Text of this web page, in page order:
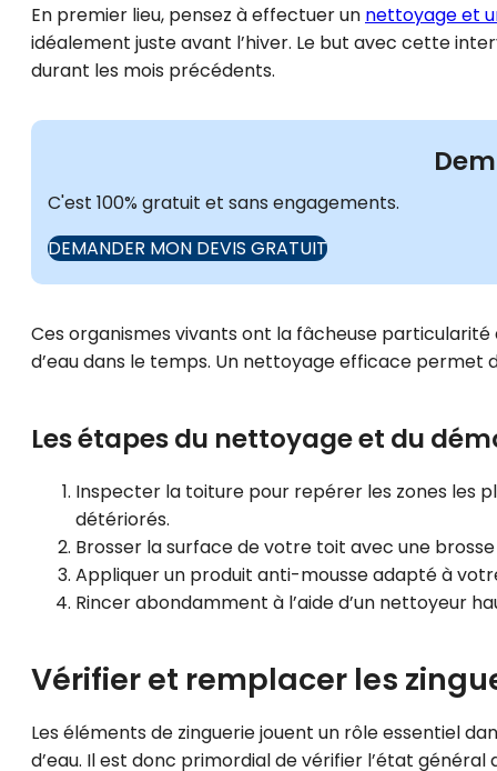
En premier lieu, pensez à effectuer un nettoyage et
idéalement juste avant l’hiver. Le but avec cette
durant les mois précédents.
C'est 100% gratuit et sans engagements.
DEMANDER MON DEVIS GRATUIT
Ces organismes vivants ont la fâcheuse particularité
d’eau dans le temps. Un nettoyage efficace
Les étapes du nettoyage et du
Inspecter la toiture pour repérer les zones les
détériorés.
Brosser la surface de votre toit avec une
Appliquer un produit anti-mousse adapté à
Rincer abondamment à l’aide d’un nettoyeur
Vérifier et remplacer les
Les éléments de zinguerie jouent un rôle essentiel
d’eau. Il est donc primordial de vérifier l’état